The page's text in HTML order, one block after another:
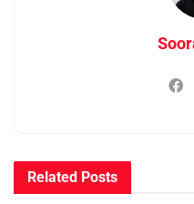
Related Posts